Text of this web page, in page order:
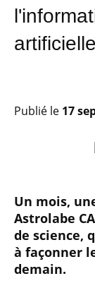
artificielle
Publié le 17
Un mois,
Astrolabe
de science,
à façonner
demain.